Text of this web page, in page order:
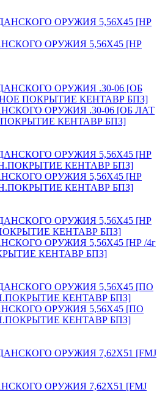
ОРУЖИЯ 5,56Х45 [HP
ОРУЖИЯ .30-06 [ОБ ЛАТ
КЕНТАВР БПЗ]
ОРУЖИЯ 5,56Х45 [НР
КЕНТАВР БПЗ]
ОРУЖИЯ 5,56Х45 [НР /4г
КЕНТАВР БПЗ]
ОРУЖИЯ 5,56Х45 [ПО
КЕНТАВР БПЗ]
ОРУЖИЯ 7,62Х51 [FMJ